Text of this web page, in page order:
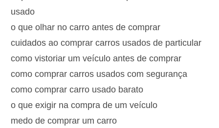
usado
o que olhar no carro antes de comprar
cuidados ao comprar carros usados de particular
como vistoriar um veículo antes de comprar
como comprar carros usados com segurança
como comprar carro usado barato
o que exigir na compra de um veículo
medo de comprar um carro